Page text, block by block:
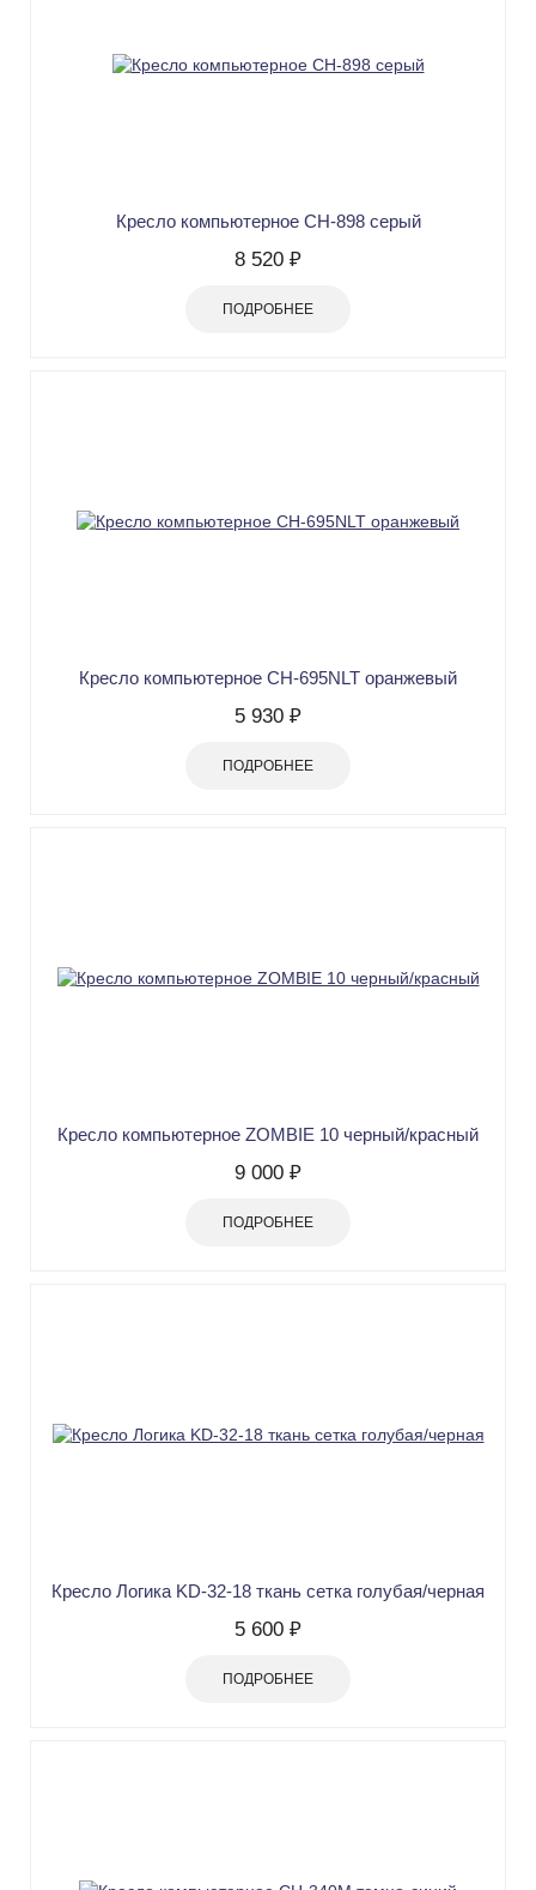
Кресло компьютерное СН-898 серый
8 520 ₽
ПОДРОБНЕЕ
Кресло компьютерное СН-695NLT оранжевый
5 930 ₽
ПОДРОБНЕЕ
Кресло компьютерное ZOMBIE 10 черный/красный
9 000 ₽
ПОДРОБНЕЕ
Кресло Логика KD-32-18 ткань сетка голубая/черная
5 600 ₽
ПОДРОБНЕЕ